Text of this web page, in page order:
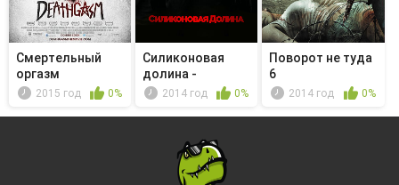
Смертельный
оргазм
2015 год 0%
Силиконовая
долина -
Обязательный
2014 год 0%
Поворот не туда
6
2014 год 0%